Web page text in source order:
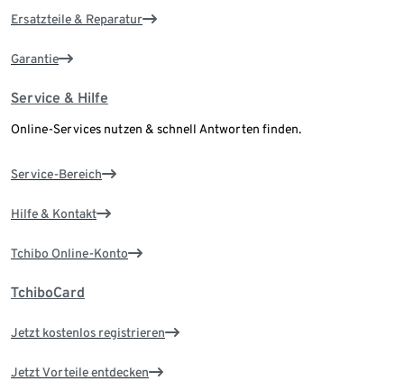
Ersatzteile & Reparatur
Garantie
Service & Hilfe
Online-Services nutzen & schnell Antworten finden.
Service-Bereich
Hilfe & Kontakt
Tchibo Online-Konto
TchiboCard
Jetzt kostenlos registrieren
Jetzt Vorteile entdecken